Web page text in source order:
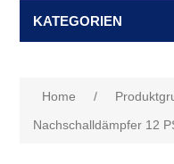
KATEGORIEN
Home /
Nachschalldämpfer 12